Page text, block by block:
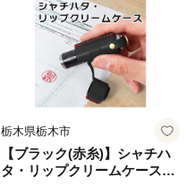
栃木県栃木市
【ブラック(赤糸)】シャチハ
タ・リップクリームケース